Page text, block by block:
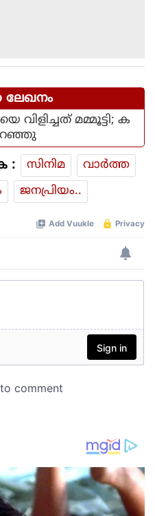
വിളിച്ചത് മമ്മൂട്ടി; ക
: സിനിമ
വാര്‍ത്ത
ജനപ്രിയം..